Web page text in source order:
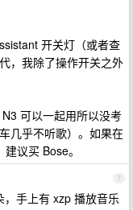
开关灯（或者查
，我除了操作开关之外
可以一起用所以没考
几乎不听歌）。如果在
议买 Bose。
7
手上有 xzp 播放音乐